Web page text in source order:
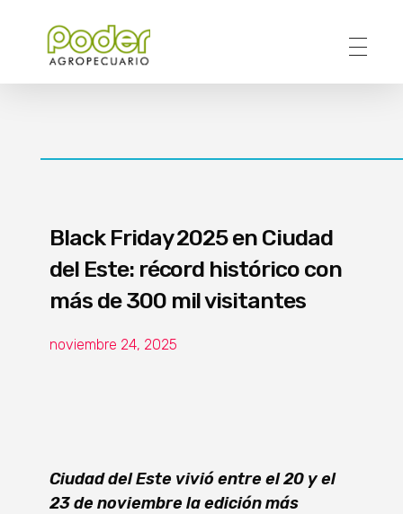
Black Friday 2025 en Ciudad
del Este: récord histórico con
más de 300 mil visitantes
noviembre 24, 2025
Ciudad del Este vivió entre el 20 y el
23 de noviembre la edición más